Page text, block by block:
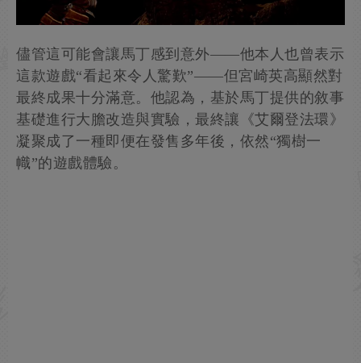
儘管這可能會讓馬丁感到意外——他本人也曾表示
這款遊戲“看起來令人驚歎”——但宮崎英高顯然對
最終成果十分滿意。他認為，基於馬丁提供的敘事
基礎進行大膽改造與實驗，最終讓《艾爾登法環》
凝聚成了一種即便在發售多年後，依然“獨樹一
幟”的遊戲體驗。